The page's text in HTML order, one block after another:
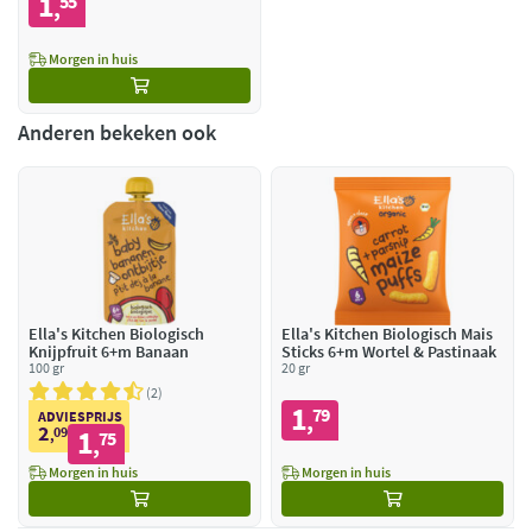
,
Morgen in huis
Anderen bekeken ook
Ella's Kitchen Biologisch
Knijpfruit 6+m Banaan
100 gr
2
ADVIESPRIJS
2,09 1,75
Morgen in huis
Ella's Kitchen Biologisch Mais
Sticks 6+m Wortel & Pastinaak
20 gr
1,79
Morgen in huis